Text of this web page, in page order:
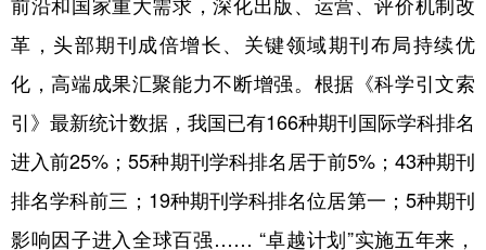
前沿和国家重大需求，深化出版、运营、评价机制改
革，头部期刊成倍增长、关键领域期刊布局持续优
化，高端成果汇聚能力不断增强。根据《科学引文索
引》最新统计数据，我国已有166种期刊国际学科排名
进入前25%；55种期刊学科排名居于前5%；43种期刊
排名学科前三；19种期刊学科排名位居第一；5种期刊
影响因子进入全球百强…… “卓越计划”实施五年来，